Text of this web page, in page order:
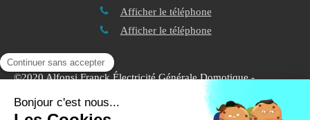
Afficher le téléphone
Afficher le téléphone
©2020 Alfonsi Franck Électricité Générale Domotique -